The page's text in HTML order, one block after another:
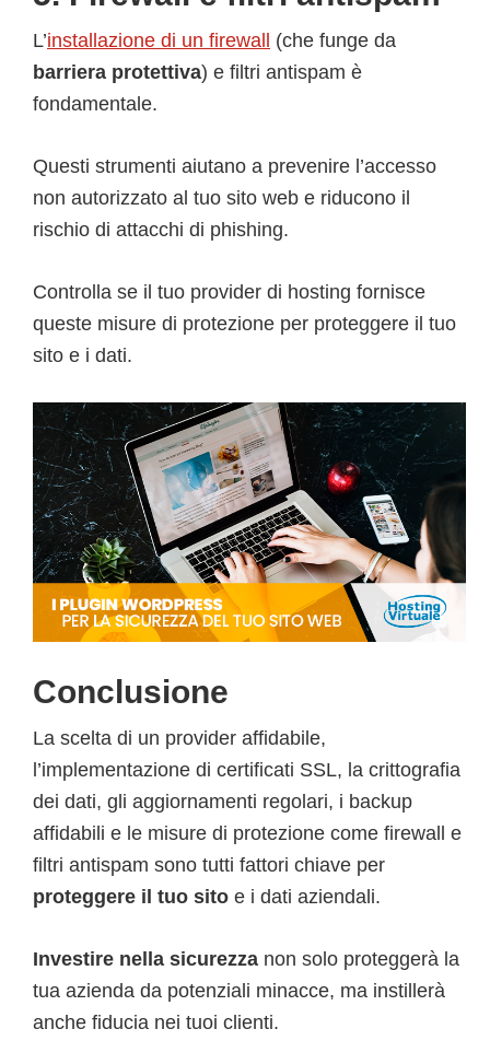
L’installazione di un firewall (che funge da
barriera protettiva) e filtri antispam è
fondamentale.
Questi strumenti aiutano a prevenire l’accesso
non autorizzato al tuo sito web e riducono il
rischio di attacchi di phishing.
Controlla se il tuo provider di hosting fornisce
queste misure di protezione per proteggere il tuo
sito e i dati.
Conclusione
La scelta di un provider affidabile,
l’implementazione di certificati SSL, la crittografia
dei dati, gli aggiornamenti regolari, i backup
affidabili e le misure di protezione come firewall e
filtri antispam sono tutti fattori chiave per
proteggere il tuo sito e i dati aziendali.
Investire nella sicurezza non solo proteggerà la
tua azienda da potenziali minacce, ma instillerà
anche fiducia nei tuoi clienti.